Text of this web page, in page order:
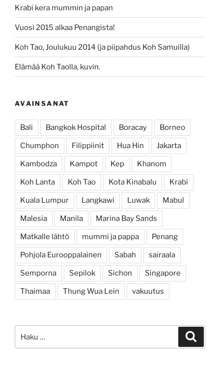
Krabi kera mummin ja papan
Vuosi 2015 alkaa Penangista!
Koh Tao, Joulukuu 2014 (ja piipahdus Koh Samuilla)
Elämää Koh Taolla, kuvin.
AVAINSANAT
Bali Bangkok Hospital Boracay Borneo
Chumphon Filippiinit Hua Hin Jakarta
Kambodza Kampot Kep Khanom
Koh Lanta Koh Tao Kota Kinabalu Krabi
Kuala Lumpur Langkawi Luwak Mabul
Malesia Manila Marina Bay Sands
Matkalle lähtö mummi ja pappa Penang
Pohjola Eurooppalainen Sabah sairaala
Semporna Sepilok Sichon Singapore
Thaimaa Thung Wua Lein vakuutus